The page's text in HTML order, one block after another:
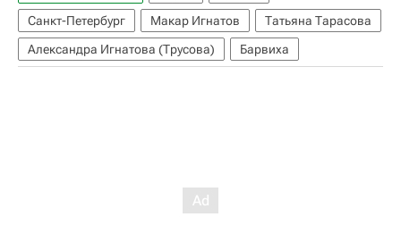
Санкт-Петербург
Макар Игнатов
Татьяна Тарасова
Александра Игнатова (Трусова)
Барвиха